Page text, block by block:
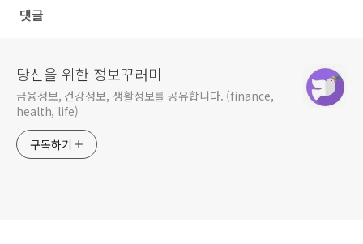
댓글
당신을 위한 정보꾸러미
금융정보, 건강정보, 생활정보를 공유합니다. (finance,
health, life)
구독하기